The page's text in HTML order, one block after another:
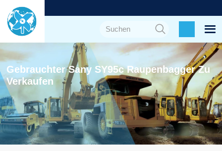
Gebrauchter Sany SY95c Raupenbagger Zu
Verkaufen